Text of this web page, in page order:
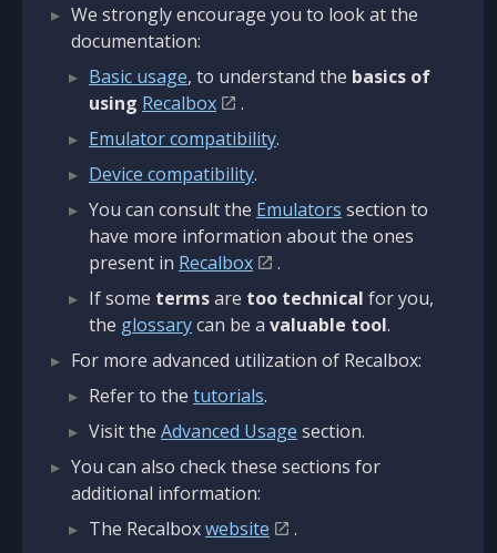
We strongly encourage you to look at the
documentation:
Basic usage, to understand the basics of
using Recalbox
.
Emulator compatibility.
Device compatibility.
You can consult the Emulators section to
have more information about the ones
present in Recalbox
.
If some termsare too technical for you,
the glossarycan be a valuable tool.
For more advanced utilization of Recalbox:
Refer to the tutorials.
Visit the Advanced Usage section.
You can also check these sections for
additional information:
The Recalboxwebsite
.